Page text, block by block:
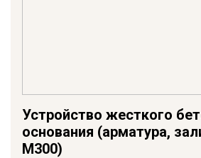
Устройство жесткого
основания (арматура,
М300)